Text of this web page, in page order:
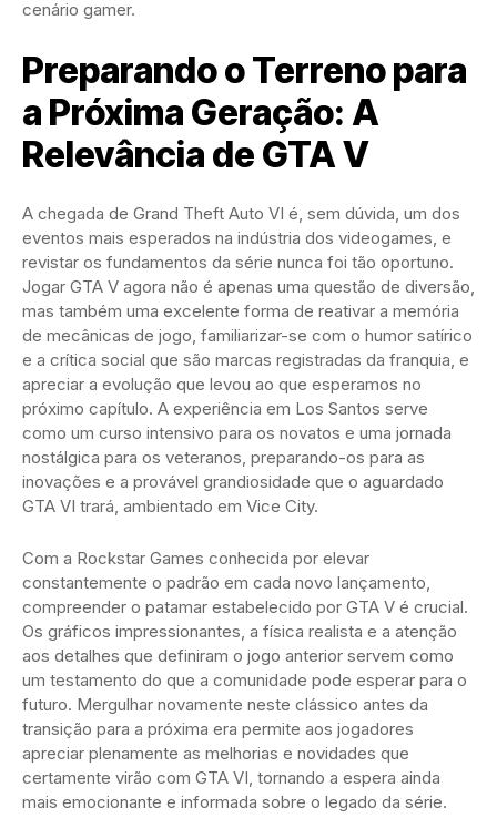
cenário gamer.
Preparando o Terreno para
a Próxima Geração: A
Relevância de GTA V
A chegada de Grand Theft Auto VI é, sem dúvida, um dos
eventos mais esperados na indústria dos videogames, e
revistar os fundamentos da série nunca foi tão oportuno.
Jogar GTA V agora não é apenas uma questão de diversão,
mas também uma excelente forma de reativar a memória
de mecânicas de jogo, familiarizar-se com o humor satírico
e a crítica social que são marcas registradas da franquia, e
apreciar a evolução que levou ao que esperamos no
próximo capítulo. A experiência em Los Santos serve
como um curso intensivo para os novatos e uma jornada
nostálgica para os veteranos, preparando-os para as
inovações e a provável grandiosidade que o aguardado
GTA VI trará, ambientado em Vice City.
Com a Rockstar Games conhecida por elevar
constantemente o padrão em cada novo lançamento,
compreender o patamar estabelecido por GTA V é crucial.
Os gráficos impressionantes, a física realista e a atenção
aos detalhes que definiram o jogo anterior servem como
um testamento do que a comunidade pode esperar para o
futuro. Mergulhar novamente neste clássico antes da
transição para a próxima era permite aos jogadores
apreciar plenamente as melhorias e novidades que
certamente virão com GTA VI, tornando a espera ainda
mais emocionante e informada sobre o legado da série.